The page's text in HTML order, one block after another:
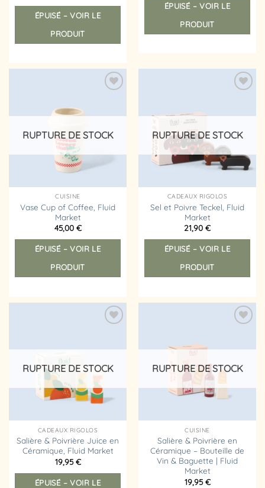
ÉPUISÉ – VOIR LE
PRODUIT
ÉPUISÉ – VOIR LE
PRODUIT
liste
RUPTURE DE STOCK
CUISINE
Vase Cup of Coffee, Fluid
Market
45,00 €
ÉPUISÉ – VOIR LE
PRODUIT
liste
RUPTURE DE STOCK
CADEAUX RIGOLOS
Sel et Poivre Teckel, Fluid
Market
21,90 €
ÉPUISÉ – VOIR LE
PRODUIT
liste
RUPTURE DE STOCK
CADEAUX RIGOLOS
Salière & Poivrière Juice en
Céramique, Fluid Market
19,95€
ÉPUISÉ – VOIR LE
liste
RUPTURE DE STOCK
CUISINE
Salière & Poivrière en
Céramique – Bouteille de
Vin & Baguette | Fluid
Market
19,95€